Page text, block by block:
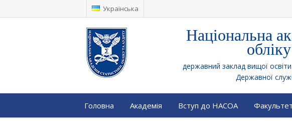
Українська
Національна
державний заклад вищої освіти
Державної
Головна Академія Вступ до НАСОА